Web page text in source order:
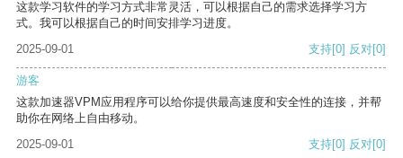
这款学习软件的学习方式非常灵活，可以根据自己的需求选择学习方
式。我可以根据自己的时间安排学习进度。
2025-09-01
支持[0] 反对[0]
游客
这款加速器VPM应用程序可以给你提供最高速度和安全性的连接，并帮
助你在网络上自由移动。
2025-09-01
支持[0] 反对[0]